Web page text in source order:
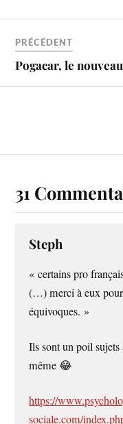
PRÉCÉDENT
Pogacar, le
31
Steph
« certains pro
(…) merci à eux pour
équivoques. »
Ils sont un poil
même 😂
https://
sociale.com/